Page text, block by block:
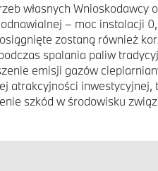
własnych
– moc instalacji
zostaną również
spalania paliw
emisji gazów
szkód w środowisku